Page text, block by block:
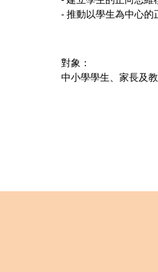
- 推動以學生為中心的
對象：
中小學學生、家長及